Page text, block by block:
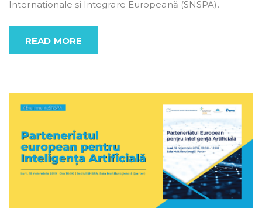
Internaționale și Integrare Europeană (SNSPA).
READ MORE